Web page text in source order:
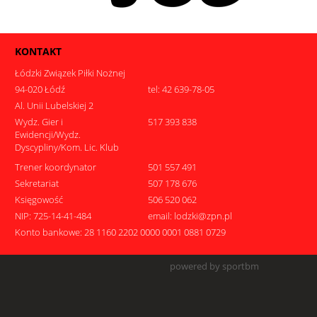
KONTAKT
Łódzki Związek Piłki Nożnej
94-020 Łódź
tel: 42 639-78-05
Al. Unii Lubelskiej 2
Wydz. Gier i
Ewidencji/Wydz.
Dyscypliny/Kom. Lic. Klub
517 393 838
Trener koordynator
501 557 491
Sekretariat
507 178 676
Księgowość
506 520 062
NIP: 725-14-41-484
email: lodzki@zpn.pl
Konto bankowe: 28 1160 2202 0000 0001 0881 0729
powered by sportbm